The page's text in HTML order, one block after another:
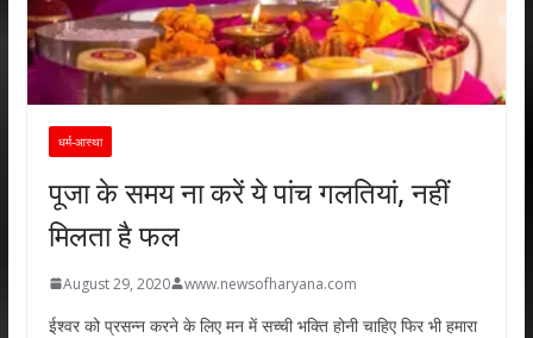
धर्म-आस्था
पूजा के समय ना करें ये पांच गलतियां, नहीं
मिलता है फल
August 29, 2020 www.newsofharyana.com
ईश्वर को प्रसन्न करने के लिए मन में सच्ची भक्ति होनी चाहिए फिर भी हमारा